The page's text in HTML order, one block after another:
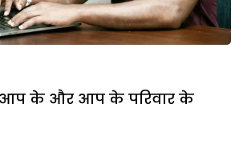
आप के और आप के परिवार के